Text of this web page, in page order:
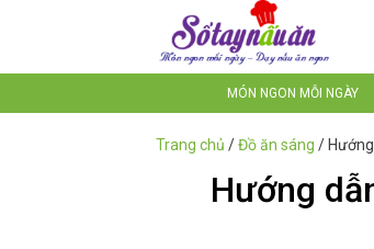
MÓN NGON MỖI NGÀY
Trang chủ /Đồ ăn sáng /
Hướng